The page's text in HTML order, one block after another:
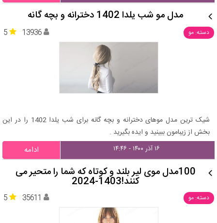
مدل مو شب یلدا 1402 دخترانه و بچه گانه
دسته: مو 5 13936
شیک ترین مدل موهای دخترانه و بچه گانه برای شب یلدا 1402 را در این
بخش از زیبامون ببینید و ایده بگیرید .
۱۶ آذر ۱۴۰۰ - ۱۴:۴۶ ادامه
100مدل موی لیر بلند و کوتاه که شما را متحیر می
کنند!1403-2024
دسته: مو 5 35611